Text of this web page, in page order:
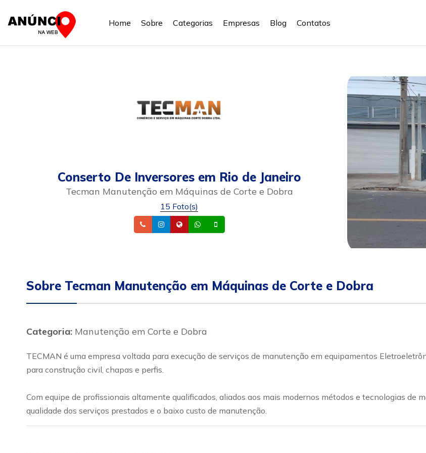
Home Sobre Categorias Empresas Blog Contatos
Conserto De Inversores em Rio de Janeiro
Tecman Manutenção em Máquinas de Corte e Dobra
15 Foto(s)
TelefoneInstagram
Site Whatsapp
Sobre Tecman Manutenção em Máquinas de Corte e Dobra
Categoria: Manutenção em Corte e Dobra
TECMAN é uma empresa voltada para execução de serviços de manutenção em equipamentos
para construção civil, chapas e perfis.
Com equipe de profissionais altamente qualificados, aliados aos mais modernos métodos e tecnologias de
qualidade dos serviços prestados e o baixo custo de manutenção.